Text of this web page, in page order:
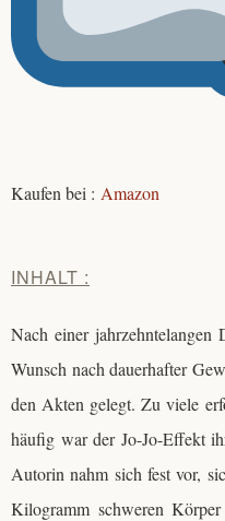
Kaufen bei : Amazon
INHALT :
Nach einer jahrzehntelangen
Wunsch nach dauerhafter
den Akten gelegt. Zu viele
häufig war der Jo-Jo-Effekt
Autorin nahm sich fest vor,
Kilogramm schweren